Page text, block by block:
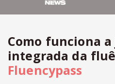
Como funciona
integrada da
Fluencypass